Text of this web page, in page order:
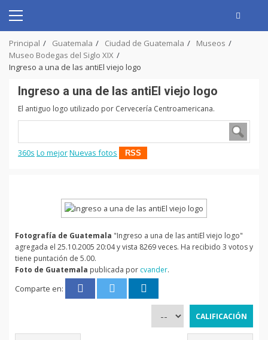
content
Primary
Principal Guatemala Ciudad de Guatemala
Museos
Museo Bodegas del Siglo XIX
Ingreso a una de las antiEl viejo logo
Ingreso a una de las antiEl viejo logo
El antiguo logo utilizado por Cervecería Centroamericana.
360s Lo mejorNuevas fotos RSS
Fotografía de Guatemala "Ingreso a una de las antiEl viejo logo"
agregada el 25.10.2005 20:04 y vista 8269 veces. Ha recibido 3 votos y
tiene puntación de 5.00.
Foto de Guatemala publicada por cvander.
Comparte en: